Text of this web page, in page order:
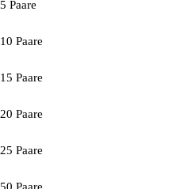
5 Paare
10 Paare
15 Paare
20 Paare
25 Paare
50 Paare